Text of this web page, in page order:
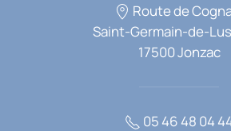
Route de
Saint-Germain-de-
17500 Jonzac
05 46 48 04